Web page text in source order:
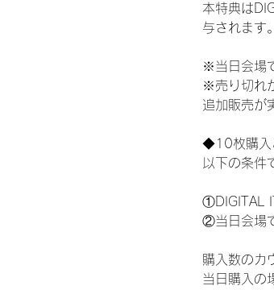
本特典は
与されます
※当日会場
※売り切れ
追加販売が
◆10枚購入
以下の条件
①DIGITAL
②当日会場
購入数のカ
当日購入の